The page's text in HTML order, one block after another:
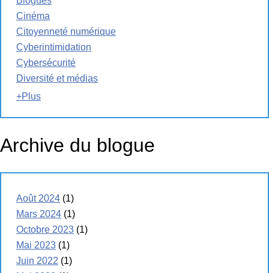
Cinéma
Citoyenneté numérique
Cyberintimidation
Cybersécurité
Diversité et médias
+Plus
Archive du blogue
Août 2024 (1)
Mars 2024 (1)
Octobre 2023 (1)
Mai 2023 (1)
Juin 2022 (1)